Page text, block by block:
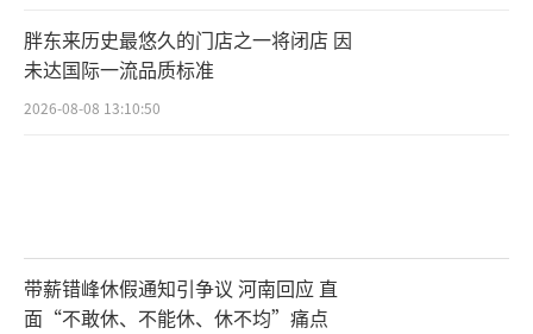
胖东来历史最悠久的门店之一将闭店 因
未达国际一流品质标准
2026-08-08 13:10:50
带薪错峰休假通知引争议 河南回应 直
面“不敢休、不能休、休不均”痛点